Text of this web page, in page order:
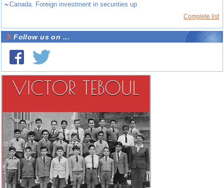
~Canada. Foreign investment in securities up
Complete list
Follow us on ...